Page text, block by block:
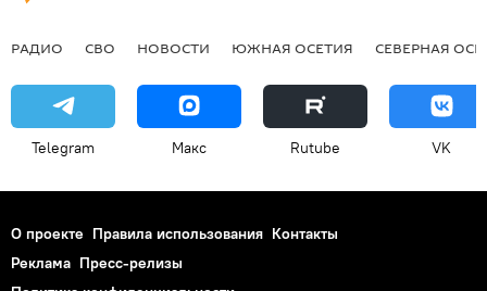
РАДИО СВО НОВОСТИ ЮЖНАЯ ОСЕТИЯ СЕВЕРНАЯ
Telegram Макс Rutube VK
О проекте Правила использования Контакты
Реклама Пресс-релизы